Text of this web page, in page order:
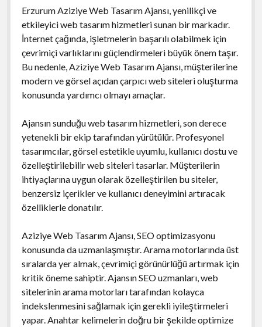
Erzurum Aziziye Web Tasarım Ajansı, yenilikçi ve
etkileyici web tasarım hizmetleri sunan bir markadır.
İnternet çağında, işletmelerin başarılı olabilmek için
çevrimiçi varlıklarını güçlendirmeleri büyük önem taşır.
Bu nedenle, Aziziye Web Tasarım Ajansı, müşterilerine
modern ve görsel açıdan çarpıcı web siteleri oluşturma
konusunda yardımcı olmayı amaçlar.
Ajansın sunduğu web tasarım hizmetleri, son derece
yetenekli bir ekip tarafından yürütülür. Profesyonel
tasarımcılar, görsel estetikle uyumlu, kullanıcı dostu ve
özelleştirilebilir web siteleri tasarlar. Müşterilerin
ihtiyaçlarına uygun olarak özelleştirilen bu siteler,
benzersiz içerikler ve kullanıcı deneyimini artıracak
özelliklerle donatılır.
Aziziye Web Tasarım Ajansı, SEO optimizasyonu
konusunda da uzmanlaşmıştır. Arama motorlarında üst
sıralarda yer almak, çevrimiçi görünürlüğü artırmak için
kritik öneme sahiptir. Ajansın SEO uzmanları, web
sitelerinin arama motorları tarafından kolayca
indekslenmesini sağlamak için gerekli iyileştirmeleri
yapar. Anahtar kelimelerin doğru bir şekilde optimize